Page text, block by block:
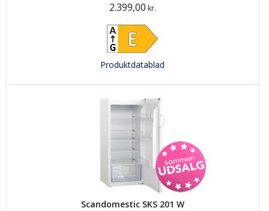
2.399,00 kr.
Produktdatablad
Scandomestic SKS 201 W